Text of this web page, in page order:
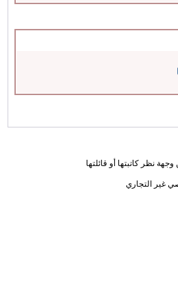
نظر كاتبتها أو قائلتها
غير التجاري